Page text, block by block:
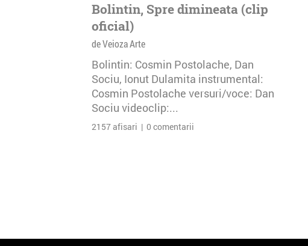
Bolintin, Spre dimineata (clip
oficial)
de Veioza Arte
Bolintin: Cosmin Postolache, Dan
Sociu, Ionut Dulamita instrumental:
Cosmin Postolache versuri/voce: Dan
Sociu videoclip:...
2157 afisari | 0 comentarii